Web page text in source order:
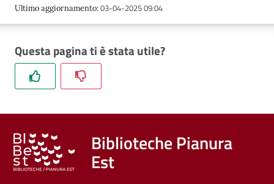
Trova
e
Calendario
Ultimo aggiornamento:03-04-2025 09:04
Questa pagina ti è stata utile?
Biblioteche Pianura
Est